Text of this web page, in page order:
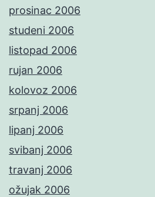
prosinac 2006
studeni 2006
listopad 2006
rujan 2006
kolovoz 2006
srpanj 2006
lipanj 2006
svibanj 2006
travanj 2006
ožujak 2006